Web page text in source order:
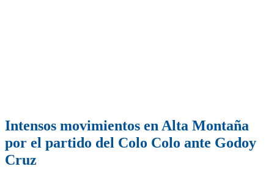
Intensos movimientos en Alta Montaña
por el partido del Colo Colo ante Godoy
Cruz